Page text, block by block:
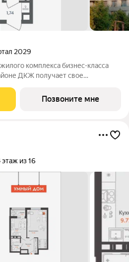
2029
комплекса бизнес-класса
ДКЖ получает свое
стандарты городского жилья,
и
Позвоните мне
этаж из 16